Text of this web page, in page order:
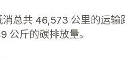
总共 46,573 公里的运
公斤的碳排放量。